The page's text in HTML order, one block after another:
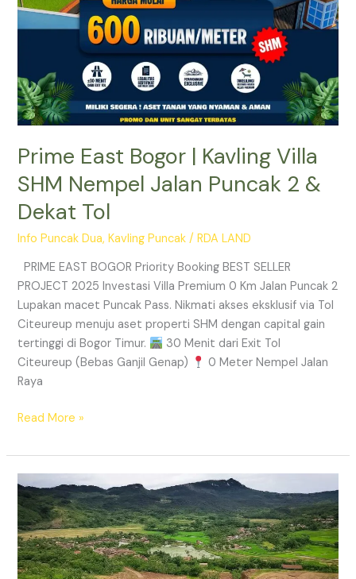
Prime East Bogor | Kavling Villa
SHM Nempel Jalan Puncak 2 &
Dekat Tol
Info Puncak Dua,Kavling Puncak /RDA LAND
PRIME EAST BOGOR Priority Booking BEST SELLER
PROJECT 2025 Investasi Villa Premium 0 Km Jalan Puncak 2
Lupakan macet Puncak Pass. Nikmati akses eksklusif via Tol
Citeureup menuju aset properti SHM dengan capital gain
tertinggi di Bogor Timur.
30 Menit dari Exit Tol
Citeureup (Bebas Ganjil Genap)
0 Meter Nempel Jalan
Raya
2
Read More »
Tanah
Kavling
Villa
Prime
East